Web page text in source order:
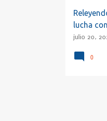
lucha
madurar,
julio 20,
0